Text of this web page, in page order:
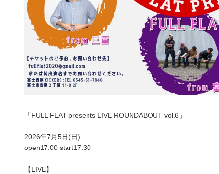
「FULL FLAT presents LIVE ROUNDABOUT vol.6」
2026年7月5日(日)
open17:00 start17:30
【LIVE】